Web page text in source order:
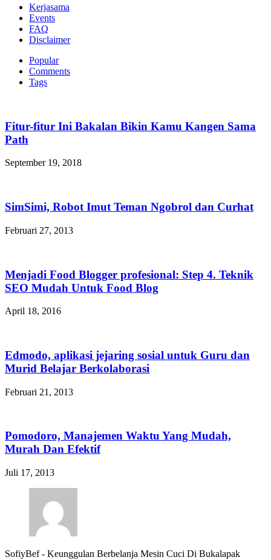
Kerjasama
Events
FAQ
Disclaimer
Popular
Comments
Tags
Fitur-fitur Ini Bakalan Bikin Kamu Kangen Sama
Path
September 19, 2018
SimSimi, Robot Imut Teman Ngobrol dan Curhat
Februari 27, 2013
Menjadi Food Blogger profesional: Step 4. Teknik
SEO Mudah Untuk Food Blog
April 18, 2016
Edmodo, aplikasi jejaring sosial untuk Guru dan
Murid Belajar Berkolaborasi
Februari 21, 2013
Pomodoro, Manajemen Waktu Yang Mudah,
Murah Dan Efektif
Juli 17, 2013
SofiyBef- Keunggulan Berbelanja Mesin Cuci Di Bukalapak